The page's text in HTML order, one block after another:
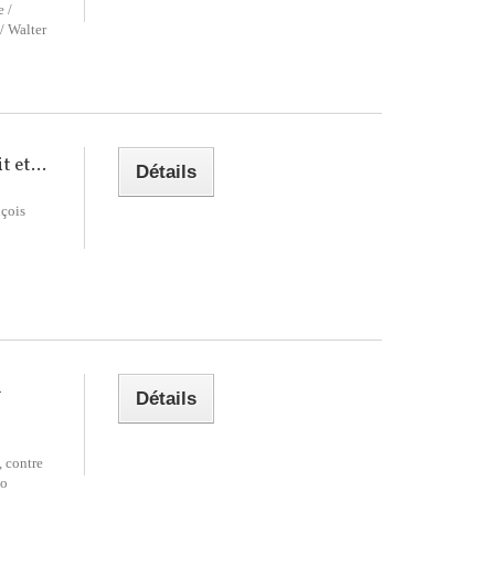
/
Walter
et... Détails
contre
Détails